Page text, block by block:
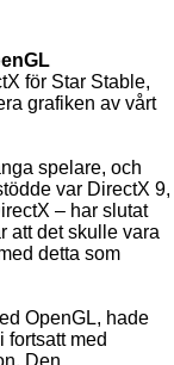
för Star Stable,
grafiken av vårt
spelare, och
var DirectX 9,
– har slutat
att det skulle vara
detta som
OpenGL, hade
fortsatt med
Den